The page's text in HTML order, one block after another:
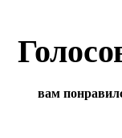
вам